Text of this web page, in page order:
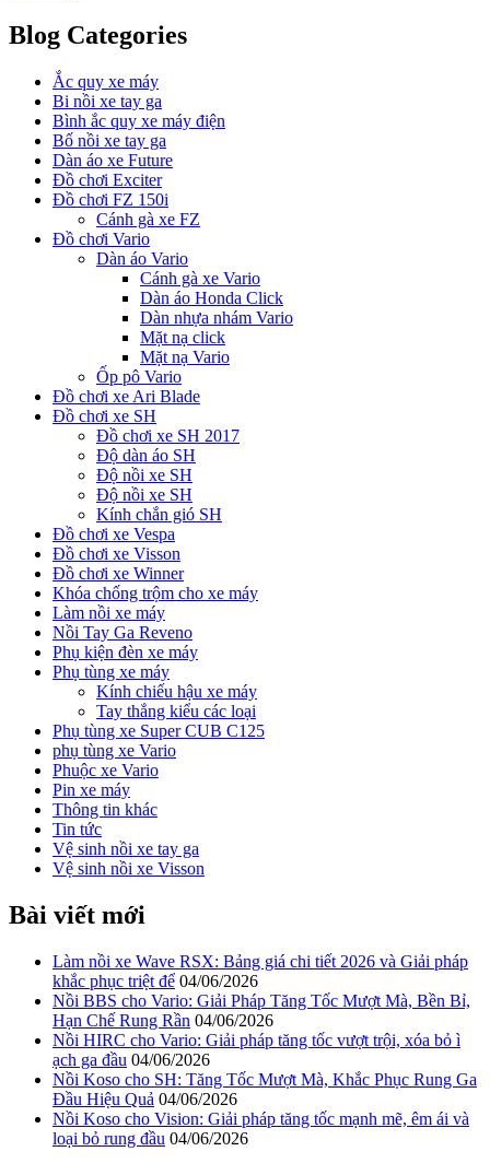
Blog Categories
Ắc quy xe máy
Bi nồi xe tay ga
Bình ắc quy xe máy điện
Bố nồi xe tay ga
Dàn áo xe Future
Đồ chơi Exciter
Đồ chơi FZ 150i
Cánh gà xe FZ
Đồ chơi Vario
Dàn áo Vario
Cánh gà xe Vario
Dàn áo Honda Click
Dàn nhựa nhám Vario
Mặt nạ click
Mặt nạ Vario
Ốp pô Vario
Đồ chơi xe Ari Blade
Đồ chơi xe SH
Đồ chơi xe SH 2017
Độ dàn áo SH
Độ nồi xe SH
Độ nồi xe SH
Kính chắn gió SH
Đồ chơi xe Vespa
Đồ chơi xe Visson
Đồ chơi xe Winner
Khóa chống trộm cho xe máy
Làm nồi xe máy
Nồi Tay Ga Reveno
Phụ kiện đèn xe máy
Phụ tùng xe máy
Kính chiếu hậu xe máy
Tay thắng kiểu các loại
Phụ tùng xe Super CUB C125
phụ tùng xe Vario
Phuộc xe Vario
Pin xe máy
Thông tin khác
Tin tức
Vệ sinh nồi xe tay ga
Vệ sinh nồi xe Visson
Bài viết mới
Làm nồi xe Wave RSX: Bảng giá chi tiết 2026 và Giải pháp
khắc phục triệt để 04/06/2026
Nồi BBS cho Vario: Giải Pháp Tăng Tốc Mượt Mà, Bền Bỉ,
Hạn Chế Rung Rần 04/06/2026
Nồi HIRC cho Vario: Giải pháp tăng tốc vượt trội, xóa bỏ ì
ạch ga đầu 04/06/2026
Nồi Koso cho SH: Tăng Tốc Mượt Mà, Khắc Phục Rung Ga
Đầu Hiệu Quả 04/06/2026
Nồi Koso cho Vision: Giải pháp tăng tốc mạnh mẽ, êm ái và
loại bỏ rung đầu 04/06/2026